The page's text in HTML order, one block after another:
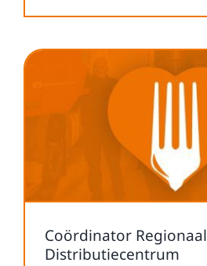
Coördinator Regionaal
Distributiecentrum